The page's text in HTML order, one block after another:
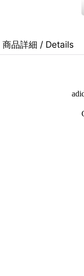
商品詳細 / Details